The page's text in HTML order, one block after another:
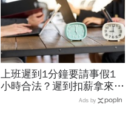
上班遲到1分鐘要請事假1
小時合法？遲到扣薪拿來聚
餐就OK？法院認證了…遲
Ads by